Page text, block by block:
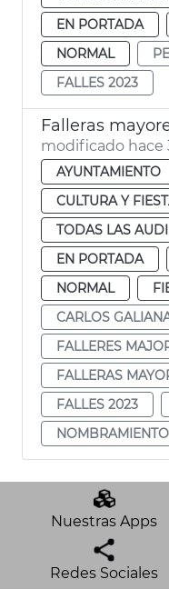
EN PORTADA
NORMAL
FALLES 2023
Falleras
modificado hace
AYUNTAMIENTO
CULTURA Y
TODAS LAS
EN PORTADA
NORMAL
CARLOS
FALLERES
FALLERAS
FALLES 2023
NOMBRAMIENTO
Nuestras Apps
Redes Sociales